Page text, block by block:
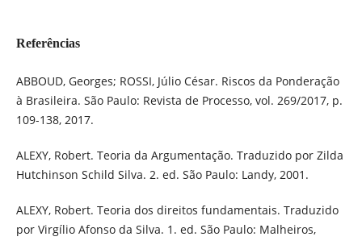
Referências
ABBOUD, Georges; ROSSI, Júlio César. Riscos da Ponderação
à Brasileira. São Paulo: Revista de Processo, vol. 269/2017, p.
109-138, 2017.
ALEXY, Robert. Teoria da Argumentação. Traduzido por Zilda
Hutchinson Schild Silva. 2. ed. São Paulo: Landy, 2001.
ALEXY, Robert. Teoria dos direitos fundamentais. Traduzido
por Virgílio Afonso da Silva. 1. ed. São Paulo: Malheiros,